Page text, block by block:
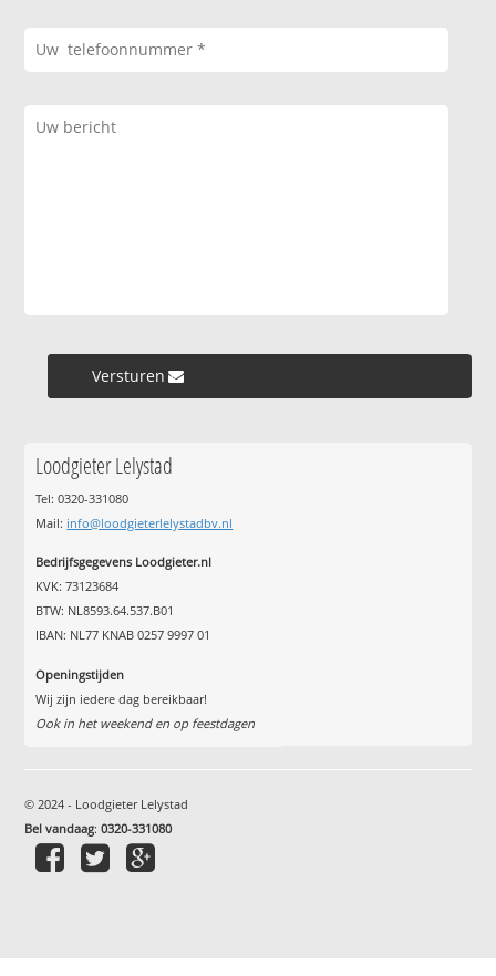
Versturen »
Loodgieter Lelystad
Tel: 0320-331080
Mail: info@loodgieterlelystadbv.nl
Bedrijfsgegevens Loodgieter.nl
KVK: 73123684
BTW: NL8593.64.537.B01
IBAN: NL77 KNAB 0257 9997 01
Openingstijden
Wij zijn iedere dag bereikbaar!
Ook in het weekend en op feestdagen
© 2024 - Loodgieter Lelystad
Bel vandaag:0320-331080